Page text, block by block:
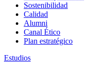
Sostenibilidad
Calidad
Alumni
Canal Ético
Plan estratégico
Estudios